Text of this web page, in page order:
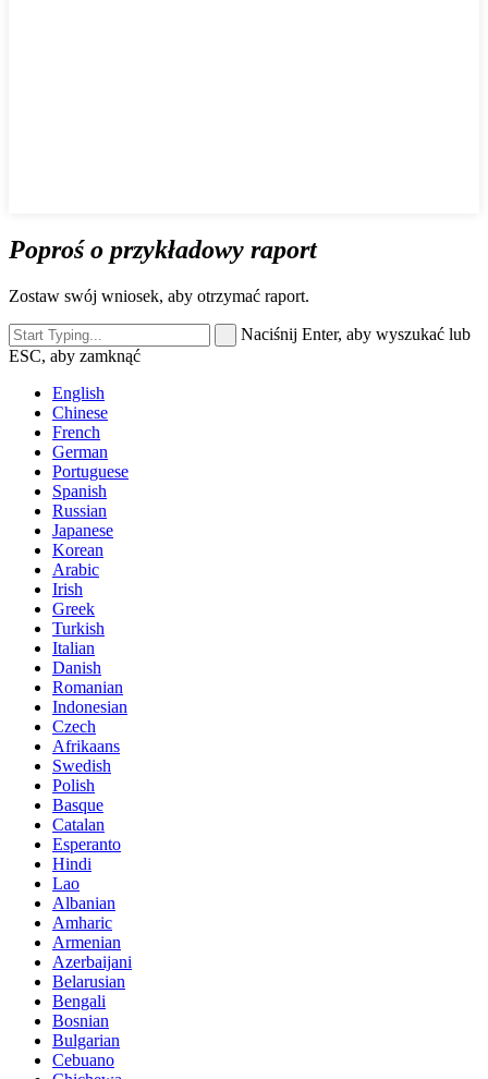
Poproś o przykładowy raport
Zostaw swój wniosek, aby otrzymać raport.
Naciśnij Enter, aby wyszukać lub
ESC, aby zamknąć
English
Chinese
French
German
Portuguese
Spanish
Russian
Japanese
Korean
Arabic
Irish
Greek
Turkish
Italian
Danish
Romanian
Indonesian
Czech
Afrikaans
Swedish
Polish
Basque
Catalan
Esperanto
Hindi
Lao
Albanian
Amharic
Armenian
Azerbaijani
Belarusian
Bengali
Bosnian
Bulgarian
Cebuano